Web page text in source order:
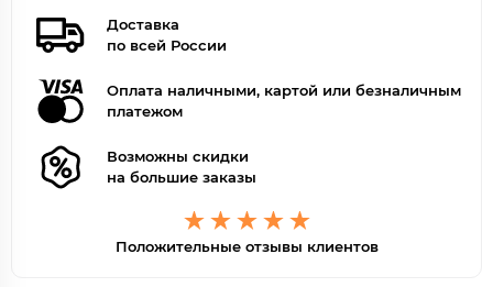
Доставка
по всей России
Оплата наличными, картой или безналичным
платежом
Возможны скидки
на большие заказы
Положительные отзывы клиентов